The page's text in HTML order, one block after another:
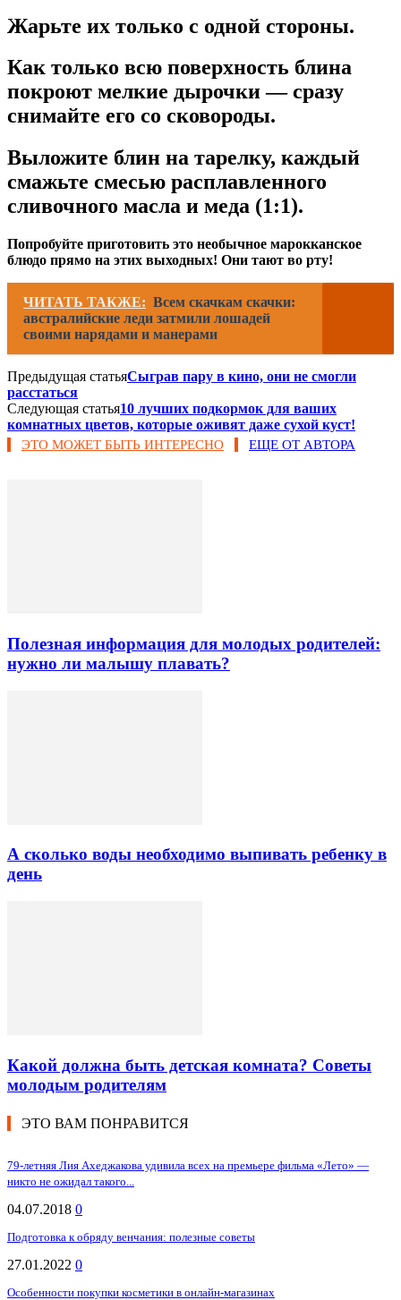
Жарьте их только с одной стороны.
Как только всю поверхность блина
покроют мелкие дырочки — сразу
снимайте его со сковороды.
Выложите блин на тарелку, каждый
смажьте смесью расплавленного
сливочного масла и меда (1:1).
Попробуйте приготовить это необычное марокканское
блюдо прямо на этих выходных! Они тают во рту!
ЧИТАТЬ ТАКЖЕ: Всем скачкам скачки:
австралийские леди затмили лошадей
своими нарядами и манерами
Предыдущая статьяСыграв пару в кино, они не смогли
расстаться
Следующая статья10 лучших подкормок для ваших
комнатных цветов, которые оживят даже сухой куст!
ЭТО МОЖЕТ БЫТЬ ИНТЕРЕСНО ЕЩЕ ОТ АВТОРА
Полезная информация для молодых родителей:
нужно ли малышу плавать?
А сколько воды необходимо выпивать ребенку в
день
Какой должна быть детская комната? Советы
молодым родителям
ЭТО ВАМ ПОНРАВИТСЯ
79-летняя Лия Ахеджакова удивила всех на премьере фильма «Лето» —
никто не ожидал такого...
04.07.2018 0
Подготовка к обряду венчания: полезные советы
27.01.2022 0
Особенности покупки косметики в онлайн-магазинах